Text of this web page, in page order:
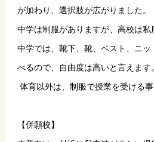
が加わり、選択肢が広がりました。
中学は制服がありますが、高校は私
中学では、靴下、靴、ベスト、ニ
べるので、自由度は高いと言えます。
体育以外は、制服で授業を受ける事
【併願校】